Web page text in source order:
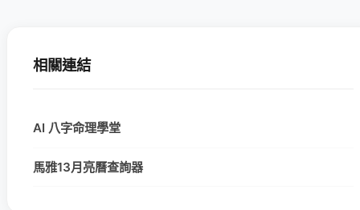
相關連結
AI 八字命理學堂
馬雅13月亮曆查詢器